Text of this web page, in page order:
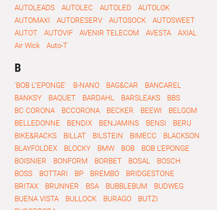
AUTOLEADS
AUTOLEC AUTOLED
AUTOLOK
AUTOMAXI
AUTORESERV AUTOSOCK
AUTOSWEET
AUTOT
AUTOVIF AVENIR TELECOM AVESTA
AXIAL
Air Wick
Auto-T
B
'BOB L''EPONGE' B-NANO BAG&CAR
BANCAREL
BANKSY
BAQUET BARDAHL BARSLEAKS
BBS
BC CORONA
BCCORONA BECKER BEEWI
BELGOM
BELLEDONNE
BENDIX BENJAMINS BENSI
BERU
BIKE&RACKS
BILLAT BILSTEIN BIMECC
BLACKSON
BLAYFOLDEX
BLOCKY BMW BOB
BOB L'EPONGE
BOISNIER
BONFORM BORBET BOSAL
BOSCH
BOSS
BOTTARI BP BREMBO
BRIDGESTONE
BRITAX
BRUNNER BSA BUBBLEBUM
BUDWEG
BUENA VISTA
BULLOCK BURAGO
BUTZI